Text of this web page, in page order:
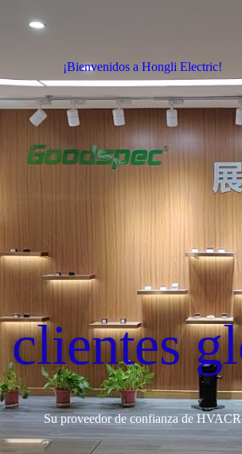
¡Bienvenidos a Hongli Electric!
Su proveedor de confianza de HVACR